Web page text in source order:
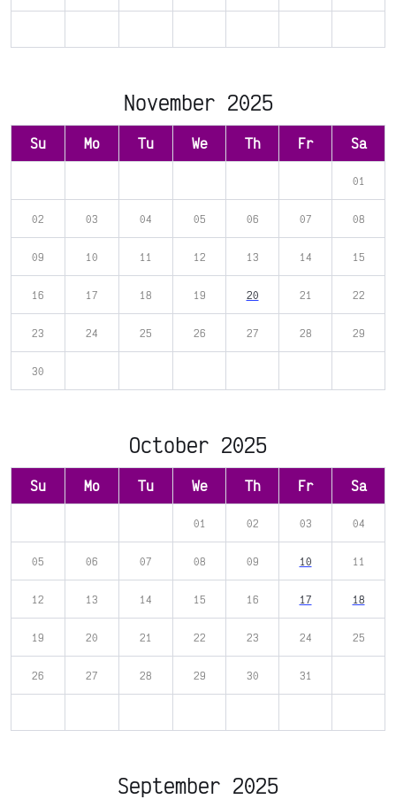
November 2025
Su Mo Tu We Th Fr Sa
01
02 03 04 05 06 07 08
09 10 11 12 13 14 15
16 17 18 19 20 21 22
23 24 25 26 27 28 29
30
October 2025
Su Mo Tu We Th Fr Sa
01 02 03 04
05 06 07 08 09 10 11
12 13 14 15 16 17 18
19 20 21 22 23 24 25
26 27 28 29 30 31
September 2025